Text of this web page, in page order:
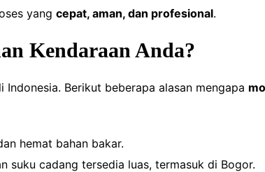
yang cepat, aman, dan profesional.
Kendaraan Anda?
Berikut beberapa alasan mengapa
hemat bahan bakar.
suku cadang tersedia luas, termasuk di Bogor.